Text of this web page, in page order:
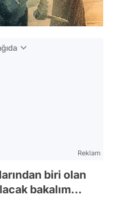
Reklam
biri olan
bakalım...